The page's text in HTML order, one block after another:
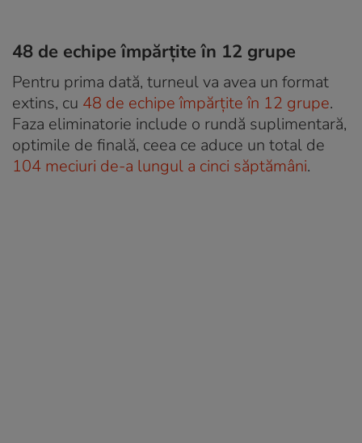
48 de echipe împărțite în 12 grupe
Pentru prima dată, turneul va avea un format
extins, cu 48 de echipe împărțite în 12 grupe.
Faza eliminatorie include o rundă suplimentară,
optimile de finală, ceea ce aduce un total de
104 meciuri de-a lungul a cinci săptămâni.